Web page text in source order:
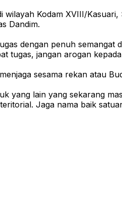
Kodam XVIII/
Dandim.
dengan penuh semangat
tugas, jangan arogan
sesama rekan atau
lain yang sekarang
Jaga nama baik